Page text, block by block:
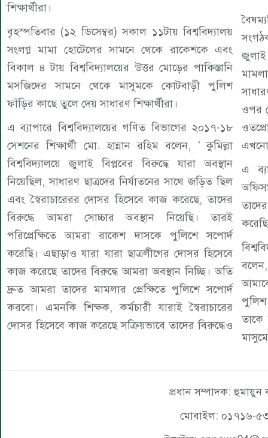
শিক্ষার্থীরা।
বৃহস্পতিবার (১২ ডিসেম্বর) সকাল ১১টায় বিশ্ববিদ্যালয়
সংলগ্ন মামা হোটেলের সামনে থেকে রাকেশকে এবং
বিকাল ৪ টায় বিশ্ববিদ্যালয়ের উত্তর মোড়ের পাকিস্তানি
মসজিদের সামনে থেকে মাসুমকে কোটবাড়ী পুলিশ
ফাঁড়ির কাছে তুলে দেয় সাধারণ শিক্ষার্থীরা।
এ ব্যাপারে বিশ্ববিদ্যালয়ের গণিত বিভাগের ২০১৭-১৮
সেশনের শিক্ষার্থী মো. হান্নান রহিম বলেন, ' কুমিল্লা
বিশ্ববিদ্যালয়ে জুলাই বিপ্লবের বিরুদ্ধে যারা অবস্থান
নিয়েছিল, সাধারণ ছাত্রদের নির্যাতনের সাথে জড়িত ছিল
এবং স্বৈরাচারেরর দোসর হিসেবে কাজ করেছে, তাদের
বিরুদ্ধে আমরা সোচ্চার অবস্থান নিয়েছি। তারই
পরিপ্রেক্ষিতে আমরা রাকেশ দাসকে পুলিশে সপোর্দ
করেছি। এছাড়াও যারা যারা ছাত্রলীগের দোসর হিসেবে
কাজ করেছে তাদের বিরুদ্ধে আমরা অবস্থান নিচ্ছি। অতি
দ্রুত আমরা তাদের মামলার প্রেক্ষিতে পুলিশে সপোর্দ
করবো। এমনকি শিক্ষক, কর্মচারী যারাই স্বৈরাচারের
দোসর হিসেবে কাজ করেছে সক্রিয়ভাবে তাদের বিরুদ্ধেও
জুলাই
ওপর
এখনো
এ
বলেন,
তাকে
প্রধান সম্পাদক: হুমায়ুন
মোবাইল: ০১৭১৬-